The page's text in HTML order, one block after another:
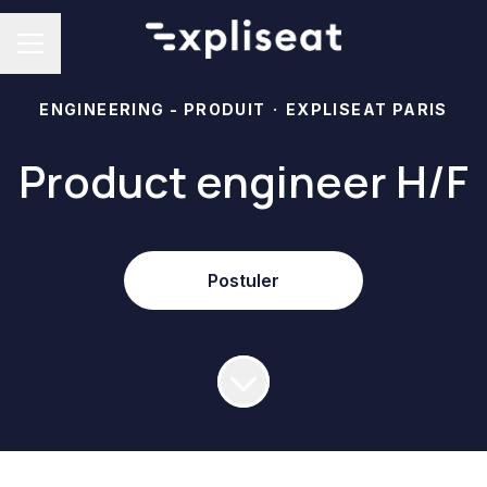
ENGINEERING - PRODUIT · EXPLISEAT PARIS
Product engineer H/F
Postuler